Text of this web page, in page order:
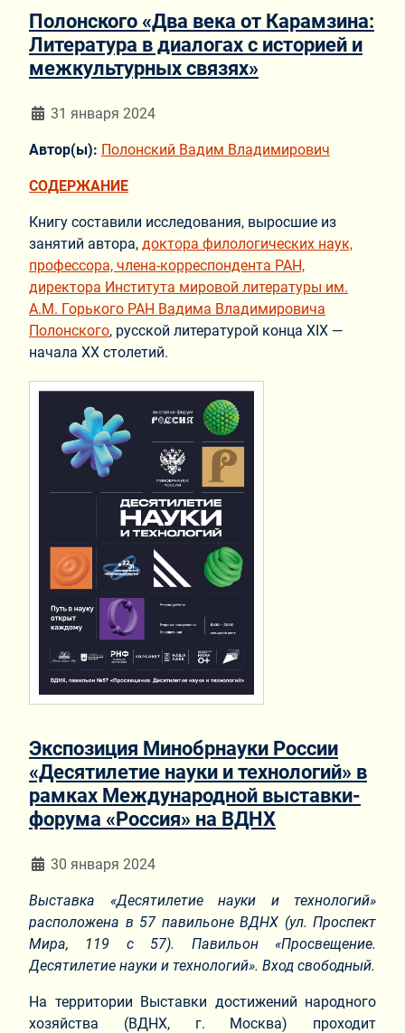
Полонского «Два века от Карамзина:
Литература в диалогах с историей и
межкультурных связях»
Информация о материале
31 января 2024
Автор(ы): Полонский Вадим Владимирович
СОДЕРЖАНИЕ
Книгу составили исследования, выросшие из
занятий автора, доктора филологических наук,
профессора, члена-корреспондента РАН,
директора Института мировой литературы им.
А.М. Горького РАН Вадима Владимировича
Полонского, русской литературой конца XIX —
начала XX столетий.
Экспозиция Минобрнауки России
«Десятилетие науки и технологий» в
рамках Международной выставки-
форума «Россия» на ВДНХ
Информация о материале
30 января 2024
Выставка «Десятилетие науки и технологий»
расположена в 57 павильоне ВДНХ (ул. Проспект
Мира, 119 с 57). Павильон «Просвещение.
Десятилетие науки и технологий». Вход свободный.
На территории Выставки достижений народного
хозяйства (ВДНХ, г. Москва) проходит